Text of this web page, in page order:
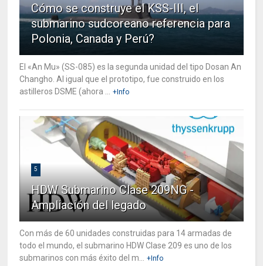
Cómo se construye el KSS-III, el
submarino sudcoreano referencia para
Polonia, Canada y Perú?
El «An Mu» (SS-085) es la segunda unidad del tipo Dosan An
Changho. Al igual que el prototipo, fue construido en los
astilleros DSME (ahora ...
+Info
5
HDW Submarino Clase 209NG -
Ampliación del legado
Con más de 60 unidades construidas para 14 armadas de
todo el mundo, el submarino HDW Clase 209 es uno de los
submarinos con más éxito del m...
+Info